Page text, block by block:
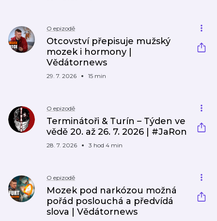
O epizodě
Otcovství přepisuje mužský
mozek i hormony |
Vědátornews
29. 7. 2026 15 min
O epizodě
Terminátoři & Turín – Týden ve
vědě 20. až 26. 7. 2026 | #JaRon
28. 7. 2026 3 hod 4 min
O epizodě
Mozek pod narkózou možná
pořád poslouchá a předvídá
slova | Vědátornews